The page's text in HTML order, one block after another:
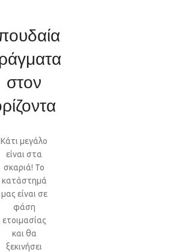
στον
Κάτι μεγάλο
είναι στα
σκαριά! Το
κατάστημά
μας είναι σε
φάση
ετοιμασίας
και θα
ξεκινήσει